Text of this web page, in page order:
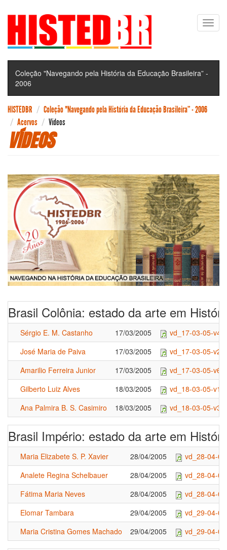
Pular
conteúdo
Coleção "Navegando pela História da Educação Brasileira” -
2006
HISTEDBR
Coleção "Navegando pela História da Educação Brasileira” - 2006
Acervos
Vídeos
VÍDEOS
Brasil Colônia: estado da arte em
Sérgio E. M. Castanho 17/03/2005
vd_17-03-05-
José Maria de Paiva
17/03/2005
vd_17-03-05-
Amarilio Ferreira Junior
17/03/2005
vd_17-03-05-
Gilberto Luiz Alves
18/03/2005
vd_18-03-05-
Ana Palmira B. S. Casimiro
18/03/2005 vd_18-03-05-
Brasil Império: estado da arte em
Maria Elizabete S. P. Xavier 28/04/2005
vd_28-04-
Analete Regina Schelbauer
28/04/2005
vd_28-04-
Fátima Maria Neves
28/04/2005
vd_28-04-
Elomar Tambara
29/04/2005
vd_29-04-
Maria Cristina Gomes Machado
29/04/2005 vd_29-04-